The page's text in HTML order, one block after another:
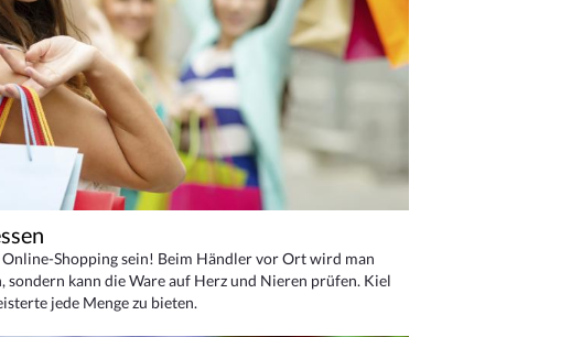
Shopping sein! Beim Händler vor Ort wird man
sondern kann die Ware auf Herz und Nieren prüfen. Kiel
jede Menge zu bieten.